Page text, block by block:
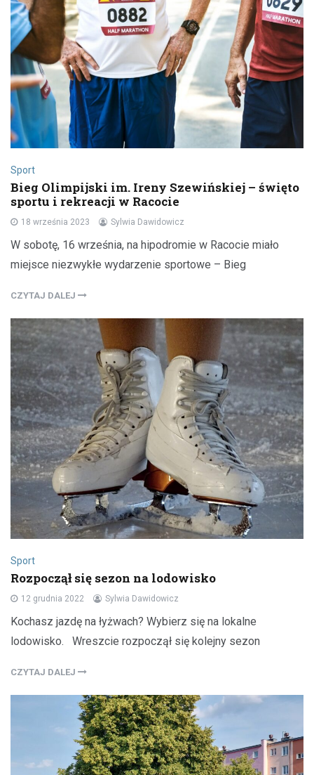
Sport
Bieg Olimpijski im. Ireny Szewińskiej – święto
sportu i rekreacji w Racocie
18 września 2023 Sylwia Dawidowicz
W sobotę, 16 września, na hipodromie w Racocie miało
miejsce niezwykłe wydarzenie sportowe – Bieg
CZYTAJ DALEJ
Sport
Rozpoczął się sezon na lodowisko
12 grudnia 2022 Sylwia Dawidowicz
Kochasz jazdę na łyżwach? Wybierz się na lokalne
lodowisko. Wreszcie rozpoczął się kolejny sezon
CZYTAJ DALEJ